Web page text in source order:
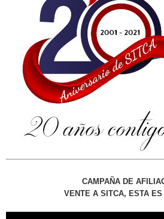
CAMPAÑA DE
VENTE A SITCA, ESTA ES